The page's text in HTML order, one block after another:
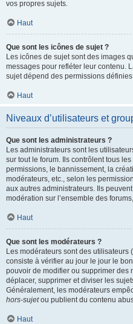
vos propres sujets.
Haut
Que sont les icônes de sujet ?
Les icônes de sujet sont des images
messages pour refléter leur contenu.
sujet dépend des permissions définies
Haut
Niveaux d’utilisateurs et
Que sont les administrateurs ?
Les administrateurs sont les
sur tout le forum. Ils contrôlent tous
permissions, le bannissement, la
modérateurs, etc., selon les
aux autres administrateurs. Ils
modération sur l’ensemble des
Haut
Que sont les modérateurs ?
Les modérateurs sont des utilisateurs
consiste à vérifier au jour le jour le
pouvoir de modifier ou supprimer des
déplacer, supprimer et diviser les
Généralement, les modérateurs
hors-sujetou publient du contenu
Haut